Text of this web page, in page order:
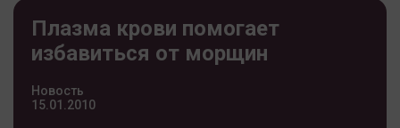
Плазма крови помогает
избавиться от морщин
Новость
15.01.2010